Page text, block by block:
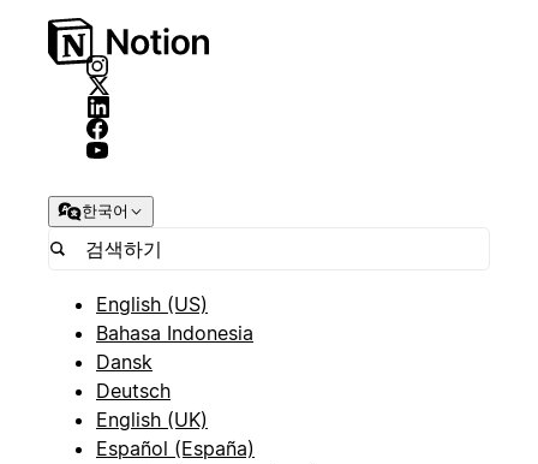
한국어
English (US)
Bahasa Indonesia
Dansk
Deutsch
English (UK)
Español (España)